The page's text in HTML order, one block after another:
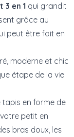
3 en 1 qui grandit
grâce au
peut être fait en
moderne et chic
étape de la vie.
tapis en forme de
petit en
bras doux, les